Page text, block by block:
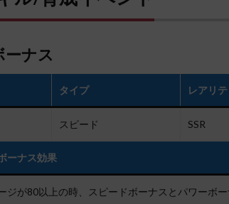
ナス
タイプ レアリ
スピード SSR
ーナス効果
ジが80以上の時、スピードボーナスとパワーボ